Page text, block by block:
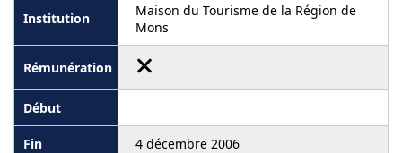
Maison du Tourisme de la Région de
Mons
4 décembre 2006